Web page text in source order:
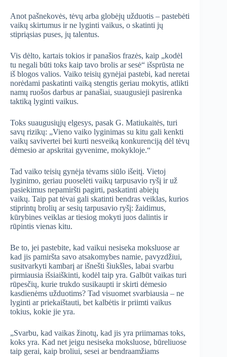
Anot pašnekovės, tėvų arba globėjų užduotis – pastebėti
vaikų skirtumus ir ne lyginti vaikus, o skatinti jų
stipriąsias puses, jų talentus.
Vis dėlto, kartais tokios ir panašios frazės, kaip „kodėl
tu negali būti toks kaip tavo brolis ar sesė“ išsprūsta ne
iš blogos valios. Vaiko teisių gynėjai pastebi, kad neretai
norėdami paskatinti vaiką stengtis geriau mokytis, atlikti
namų ruošos darbus ar panašiai, suaugusieji pasirenka
taktiką lyginti vaikus.
Toks suaugusiųjų elgesys, pasak G. Matiukaitės, turi
savų rizikų: „Vieno vaiko lyginimas su kitu gali kenkti
vaikų savivertei bei kurti nesveiką konkurenciją dėl tėvų
dėmesio ar apskritai gyvenime, mokykloje.“
Tad vaiko teisių gynėja tėvams siūlo išeitį. Vietoj
lyginimo, geriau puoselėti vaikų tarpusavio ryšį ir už
pasiekimus nepamiršti pagirti, paskatinti abiejų
vaikų. Taip pat tėvai gali skatinti bendras veiklas, kurios
stiprintų brolių ar sesių tarpusavio ryšį: žaidimus,
kūrybines veiklas ar tiesiog mokyti juos dalintis ir
rūpintis vienas kitu.
Be to, jei pastebite, kad vaikui nesiseka moksluose ar
kad jis pamiršta savo atsakomybes namie, pavyzdžiui,
susitvarkyti kambarį ar išnešti šiukšles, labai svarbu
pirmiausia išsiaiškinti, kodėl taip yra. Galbūt vaikas turi
rūpesčių, kurie trukdo susikaupti ir skirti dėmesio
kasdienėms užduotims? Tad visuomet svarbiausia – ne
lyginti ar priekaištauti, bet kalbėtis ir priimti vaikus
tokius, kokie jie yra.
„Svarbu, kad vaikas žinotų, kad jis yra priimamas toks,
koks yra. Kad net jeigu nesiseka moksluose, būreliuose
taip gerai, kaip broliui, sesei ar bendraamžiams